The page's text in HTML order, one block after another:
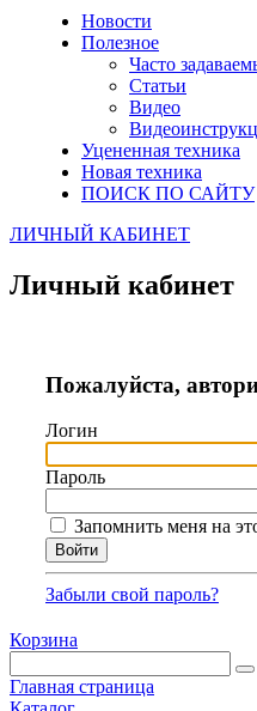
Новости
Полезное
Часто
Статьи
Видео
Уцененная техника
Новая техника
ПОИСК ПО САЙТУ
ЛИЧНЫЙ КАБИНЕТ
Личный кабинет
Пожалуйста,
Логин
Пароль
Запомнить меня на
Забыли свой пароль?
Корзина
Главная страница